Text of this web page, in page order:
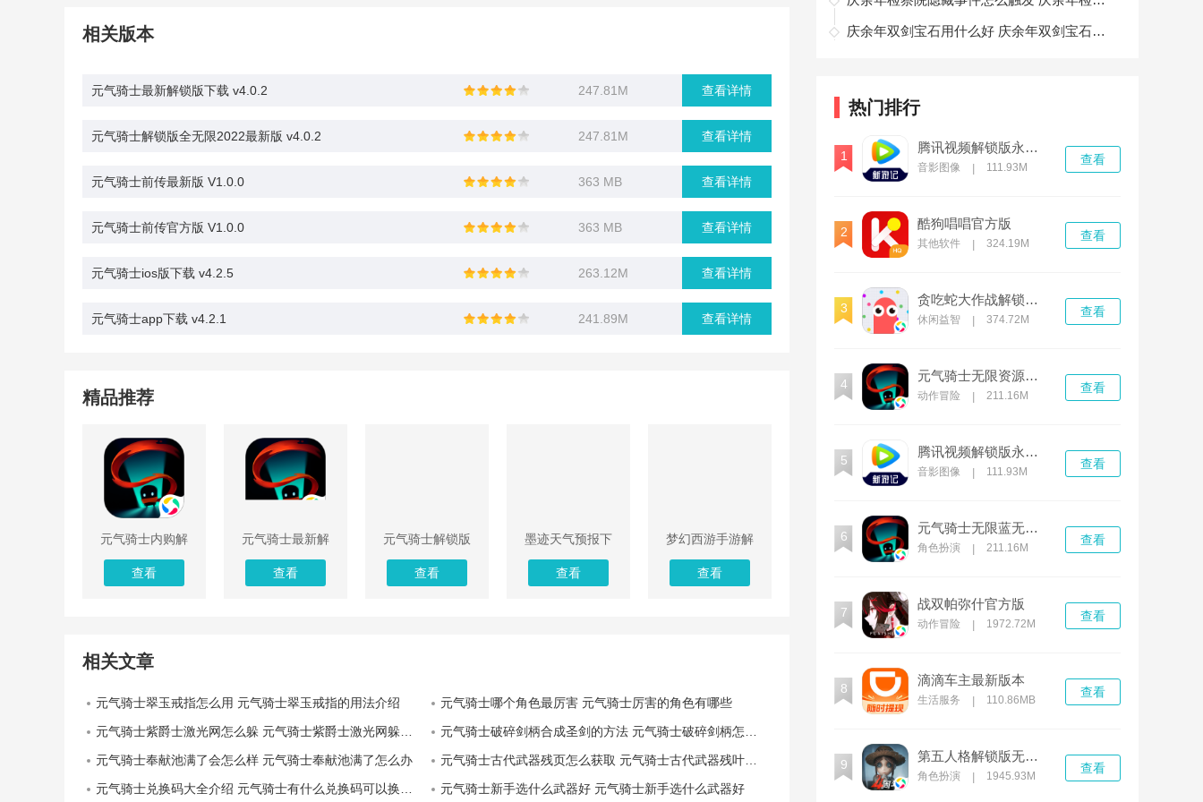
相关版本
元气骑士最新解锁版下载 v4.0.2 247.81M 查看详情
元气骑士解锁版全无限2022最新版 v4.0.2 247.81M 查看详情
元气骑士前传最新版 V1.0.0 363 MB 查看详情
元气骑士前传官方版 V1.0.0 363 MB 查看详情
元气骑士ios版下载 v4.2.5 263.12M 查看详情
元气骑士app下载 v4.2.1 241.89M 查看详情
精品推荐
元气骑士内购解
锁版
查看
元气骑士最新解
锁版下载
查看
元气骑士解锁版
全无限2022最新
版
查看
墨迹天气预报下
载2022最新版免
费
查看
梦幻西游手游解
锁版无限仙玉
查看
相关文章
元气骑士翠玉戒指怎么用 元气骑士翠玉戒指的用法介绍
元气骑士哪个角色最厉害 元气骑士厉害的角色有哪些
元气骑士紫爵士激光网怎么躲 元气骑士紫爵士激光网躲避攻略
元气骑士破碎剑柄合成圣剑的方法 元气骑士破碎剑柄怎么合成圣剑
元气骑士奉献池满了会怎么样 元气骑士奉献池满了怎么办
元气骑士古代武器残页怎么获取 元气骑士古代武器残叶介绍
元气骑士兑换码大全介绍 元气骑士有什么兑换码可以换东西
元气骑士新手选什么武器好 元气骑士新手选什么武器好
庆余年双剑宝石用什么好 庆余年双剑宝石推荐
热门排行
1
腾讯视频解锁版永久免费安卓2022
音影图像 111.93M
查看
2
酷狗唱唱官方版
其他软件 324.19M
查看
3
贪吃蛇大作战解锁版无限钻石无限金币
休闲益智 374.72M
查看
4
元气骑士无限资源解锁版
动作冒险 211.16M
查看
5
腾讯视频解锁版永久免费不需登录
音影图像 111.93M
查看
6
元气骑士无限蓝无限血全人物无限cd
角色扮演 211.16M
查看
7
战双帕弥什官方版
动作冒险 1972.72M
查看
8
滴滴车主最新版本
生活服务 110.86MB
查看
9
第五人格解锁版无限回声下载2022
角色扮演 1945.93M
查看